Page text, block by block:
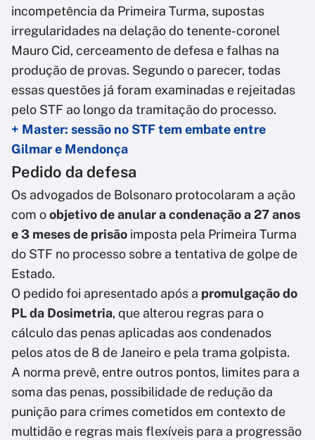
incompetência da Primeira Turma, supostas
irregularidades na delação do tenente-coronel
Mauro Cid, cerceamento de defesa e falhas na
produção de provas. Segundo o parecer, todas
essas questões já foram examinadas e rejeitadas
pelo STF ao longo da tramitação do processo.
+ Master: sessão no STF tem embate entre
Gilmar e Mendonça
Pedido da defesa
Os advogados de Bolsonaro protocolaram a ação
com oobjetivo de anular a condenação a 27 anos
e 3 meses de prisão imposta pela Primeira Turma
do STF no processo sobre a tentativa de golpe de
Estado.
O pedido foi apresentado após a promulgação do
PL da Dosimetria, que alterou regras para o
cálculo das penas aplicadas aos condenados
pelos atos de 8 de Janeiro e pela trama golpista.
A norma prevê, entre outros pontos, limites para a
soma das penas, possibilidade de redução da
punição para crimes cometidos em contexto de
multidão e regras mais flexíveis para a progressão